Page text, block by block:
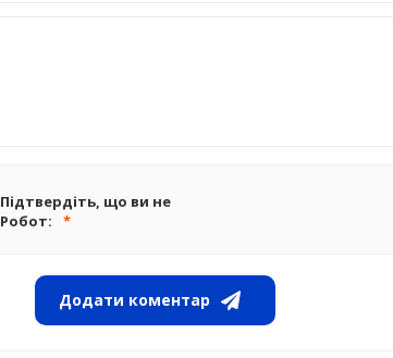
Підтвердіть, що ви не
Робот:
Додати коментар